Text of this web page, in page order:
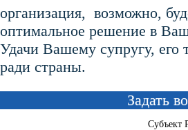
организация, возможно,
оптимальное решение в
Удачи Вашему супругу, его
ради страны.
Задать
Субъект